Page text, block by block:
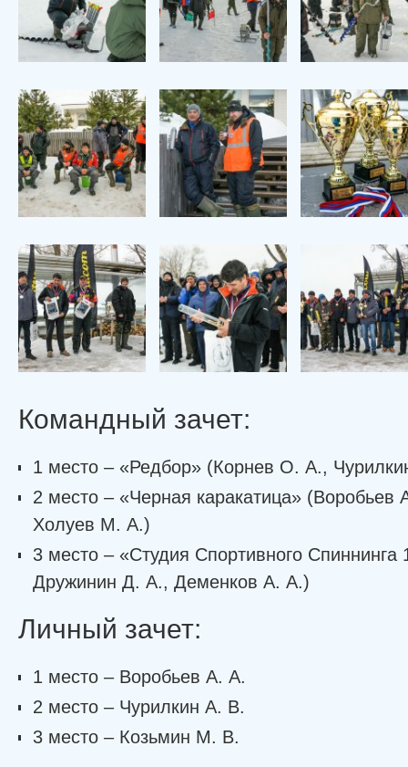
Командный зачет:
1 место – «Редбор» (Корнев О. А.,
2 место – «Черная каракатица»
Холуев М. А.)
3 место – «Студия Спортивного
Дружинин Д. А., Деменков А. А.)
Личный зачет:
1 место – Воробьев А. А.
2 место – Чурилкин А. В.
3 место – Козьмин М. В.